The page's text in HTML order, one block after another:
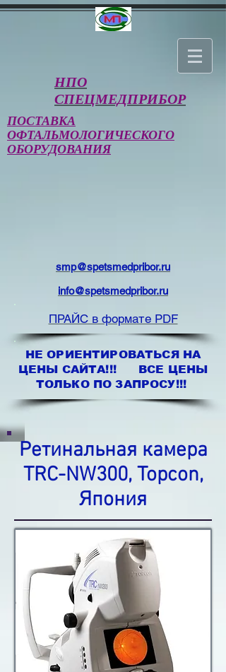
НПО
СПЕЦМЕДПРИБОР
ПОСТАВКА
ОФТАЛЬМОЛОГИЧЕСКОГО
ОБОРУДОВАНИЯ
smp@spetsmedpribor.ru
info@spetsmedpribor.ru
ПРАЙС в формате PDF
НЕ ОРИЕНТИРОВАТЬСЯ НА
ЦЕНЫ САЙТА!!! ВСЕ ЦЕНЫ
ТОЛЬКО ПО ЗАПРОСУ!!!
Ретинальная камера
TRC-NW300, Topcon,
Япония